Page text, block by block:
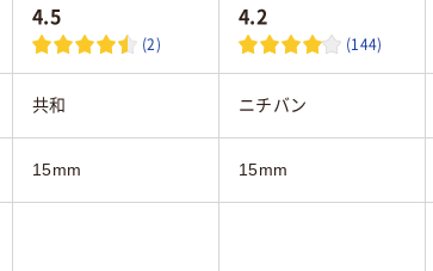
4.5
(2)
4.2
(144)
共和 ニチバン
15mm 15mm